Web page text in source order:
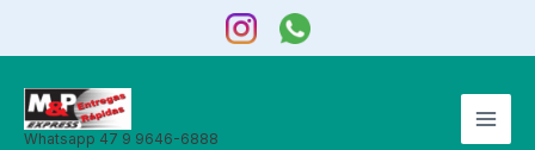
conteúdo
Whatsapp 47 9 9646-6888